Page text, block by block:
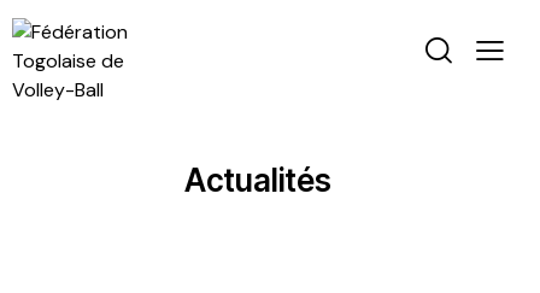
Actualités